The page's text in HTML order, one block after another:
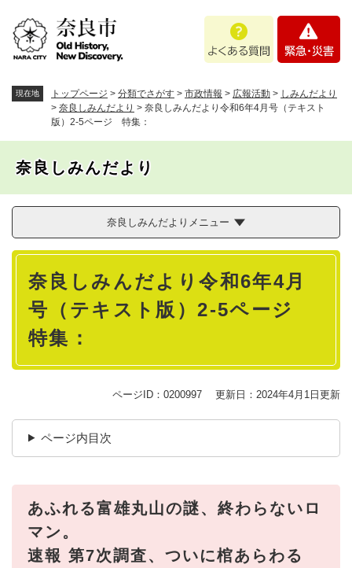
。
あ
問
・
現在地 トップページ > 分類でさがす > 市政情報 > 広報活動 > しみんだより
> 奈良しみんだより > 奈良しみんだより令和6年4月号（テキスト
版）2-5ページ 特集：
奈良しみんだより
奈良しみんだよりメニュー
本
奈良しみんだより令和6年4月
号（テキスト版）2-5ページ
特集：
ページID：0200997 更新日：2024年4月1日更新
ページ内目次
あふれる富雄丸山の謎、終わらないロ
マン。
速報 第7次調査、ついに棺あらわる